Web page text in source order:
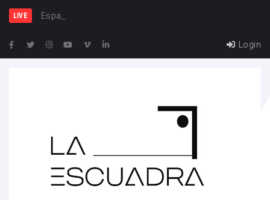
LIVE España y Franci
Login